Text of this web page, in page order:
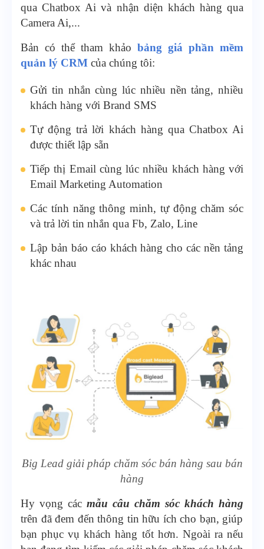
qua Chatbox Ai và nhận diện khách hàng qua
Camera Ai,...
Bản có thể tham khảo bảng giá phần mềm
quản lý CRM của chúng tôi:
Gửi tin nhắn cùng lúc nhiều nền tảng, nhiều
khách hàng với Brand SMS
Tự động trả lời khách hàng qua Chatbox Ai
được thiết lập sẵn
Tiếp thị Email cùng lúc nhiều khách hàng với
Email Marketing Automation
Các tính năng thông minh, tự động chăm sóc
và trả lời tin nhắn qua Fb, Zalo, Line
Lập bản báo cáo khách hàng cho các nền tảng
khác nhau
Big Lead giải pháp chăm sóc bán hàng sau bán
hàng
Hy vọng các mẫu câu chăm sóc khách hàng
trên đã đem đến thông tin hữu ích cho bạn, giúp
bạn phục vụ khách hàng tốt hơn. Ngoài ra nếu